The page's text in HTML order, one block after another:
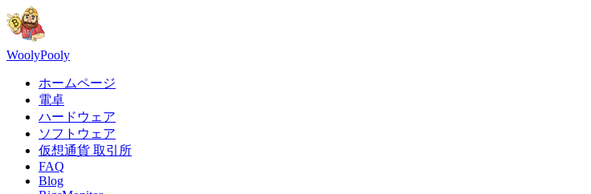
WoolyPooly
ホームページ
電卓
ハードウェア
ソフトウェア
仮想通貨 取引所
FAQ
Blog